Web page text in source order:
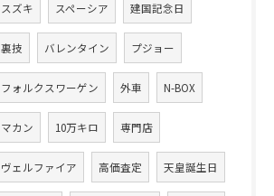
スズキ スペーシア 建国記念日
裏技 バレンタイン プジョー
フォルクスワーゲン 外車 N-BOX
マカン 10万キロ 専門店
ヴェルファイア 高価査定 天皇誕生日